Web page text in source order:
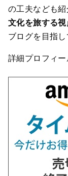
の工夫なども紹
文化を旅する視
ブログを目指し
詳細プロフィー